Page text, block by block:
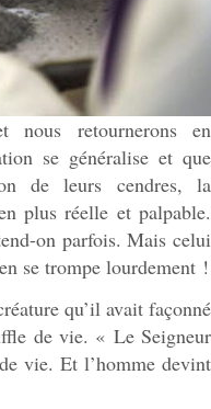
nous retournerons en
se généralise et que
de leurs cendres, la
plus réelle et palpable.
on parfois. Mais celui
se trompe lourdement !
qu’il avait façonné
de vie. « Le Seigneur
vie. Et l’homme devint